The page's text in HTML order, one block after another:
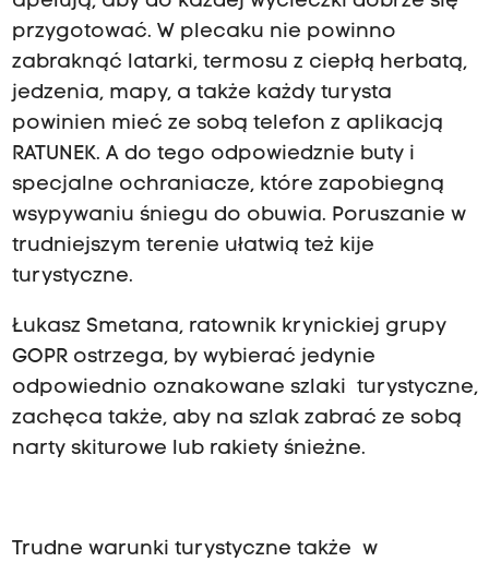
przygotować. W plecaku nie powinno
zabraknąć latarki, termosu z ciepłą herbatą,
jedzenia, mapy, a także każdy turysta
powinien mieć ze sobą telefon z aplikacją
RATUNEK. A do tego odpowiedznie buty i
specjalne ochraniacze, które zapobiegną
wsypywaniu śniegu do obuwia. Poruszanie w
trudniejszym terenie ułatwią też kije
turystyczne.
Łukasz Smetana, ratownik krynickiej grupy
GOPR ostrzega, by wybierać jedynie
odpowiednio oznakowane szlaki turystyczne,
zachęca także, aby na szlak zabrać ze sobą
narty skiturowe lub rakiety śnieżne.
Trudne warunki turystyczne także w